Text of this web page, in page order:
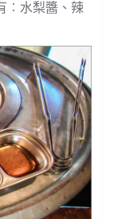
︰水梨醬、辣